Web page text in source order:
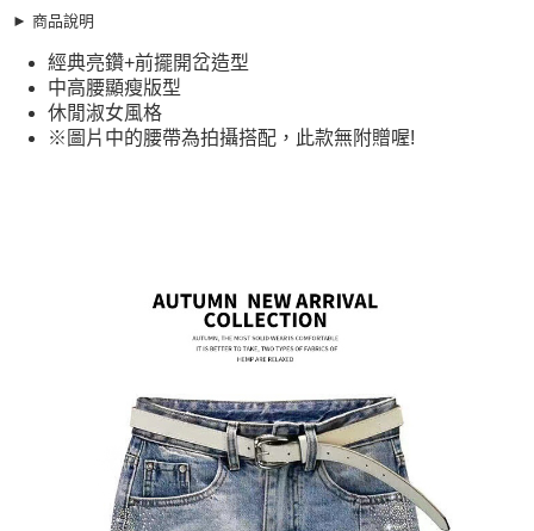
街口支付
悠遊付
全盈+PAY
AFTEE先享後付
２．便利：只要手機號碼，簡訊認證，即可結帳。
３．安心：先確認商品／服務後，再付款。
【「AFTEE先享後付」結帳流程】
結帳頁面，進行簡訊認證並確認金額後，即可完成結帳。
２．訂單成立數日內，您將收到繳費通知簡訊。
３．收到繳費通知簡訊後14天內，點擊此簡訊中的連結，可透過四大超商／
ATM／網路銀行／等多元方式進行付款，方視為交易完成。
※ 請注意：結帳手續完成當下不需立刻繳費，但若您需要取消訂單，請聯絡
購買商品的店家。未經商家同意取消之訂單仍視為有效，需透過AFTEE先享
每筆NT$79，滿NT$599(含以上)免運費
每筆NT$79，滿NT$599(含以上)免運費
7-11取貨付款
每筆NT$79，滿NT$1,000(含以上)免運費
經典亮鑽+前擺開岔造型
休閒淑女風格
※圖片中的腰帶為拍攝搭配，此款無附贈喔!
銷售重點
※圖片中的腰帶為拍攝搭配，此款無附贈喔!
► 商品說明
經典亮鑽+前擺開岔造型
中高腰顯瘦版型
休閒淑女風格
※圖片中的腰帶為拍攝搭配，此款無附贈喔!